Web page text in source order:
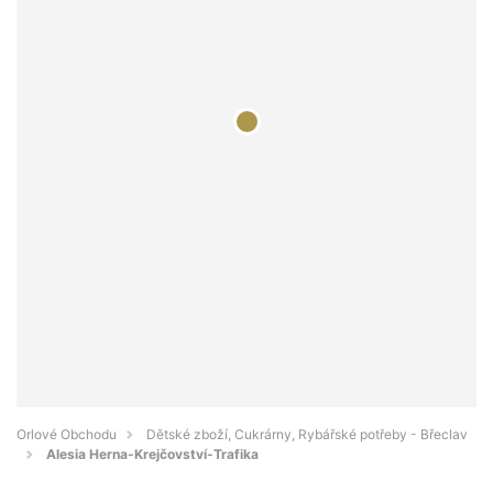
Orlové Obchodu
Dětské zboží, Cukrárny, Rybářské potřeby - Břeclav
Alesia Herna-Krejčovství-Trafika